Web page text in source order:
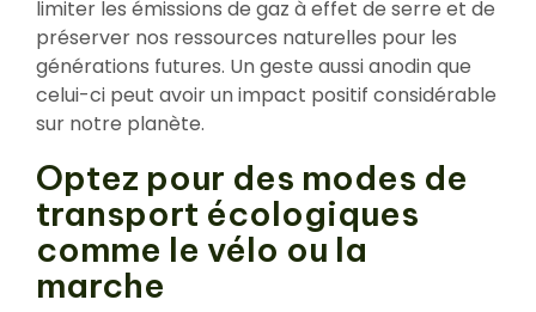
limiter les émissions de gaz à effet de serre et de
préserver nos ressources naturelles pour les
générations futures. Un geste aussi anodin que
celui-ci peut avoir un impact positif considérable
sur notre planète.
Optez pour des modes de
transport écologiques
comme le vélo ou la
marche